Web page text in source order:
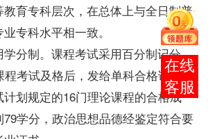
育专科层次，在总体上与全日制普
专科水平相一致。
学分制。课程考试采用百分制记分，
程考试及格后，发给单科合格证书。
划规定的16门理论课程的合格成
学分，政治思想品德经鉴定符合要
报考
咨询